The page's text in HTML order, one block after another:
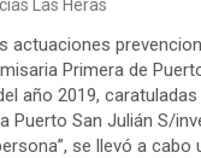
Las Heras
actuaciones
Primera de
año 2019, caratuladas
Puerto San Julián S/
se llevó a cabo